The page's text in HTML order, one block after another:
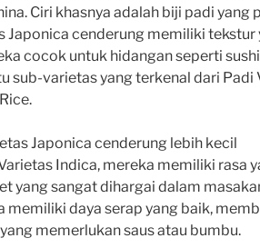
Ciri khasnya adalah biji padi yang
Japonica cenderung memiliki tekstur
cocok untuk hidangan seperti
sub-varietas yang terkenal dari Padi
Japonica cenderung lebih kecil
Indica, mereka memiliki rasa
yang sangat dihargai dalam
memiliki daya serap yang baik,
memerlukan saus atau bumbu.